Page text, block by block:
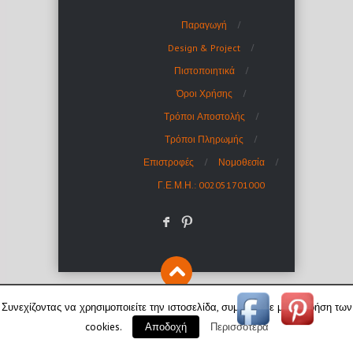
Παραγωγή
Design & Project
Πιστοποιητικά
Όροι Χρήσης
Τρόποι Αποστολής
Τρόποι Πληρωμής
Επιστροφές
Νομοθεσία
Γ.Ε.Μ.Η.: 002051701000
F :
Συνεχίζοντας να χρησιμοποιείτε την ιστοσελίδα, συμφωνείτε με τη χρήση των
cookies.
Αποδοχή Περισσότερα